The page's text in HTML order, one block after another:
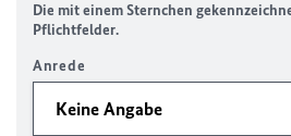
Die mit einem Sternchen
Pflichtfelder.
Anrede